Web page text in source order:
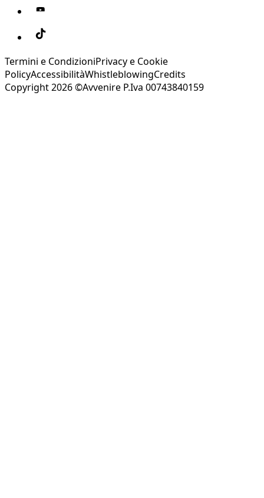
Termini e CondizioniPrivacy e Cookie
PolicyAccessibilitàWhistleblowingCredits
Copyright 2026 ©Avvenire P.Iva 00743840159